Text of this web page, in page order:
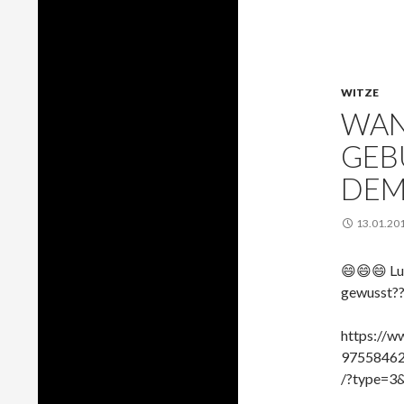
WITZE
😄😄😄
https://
/